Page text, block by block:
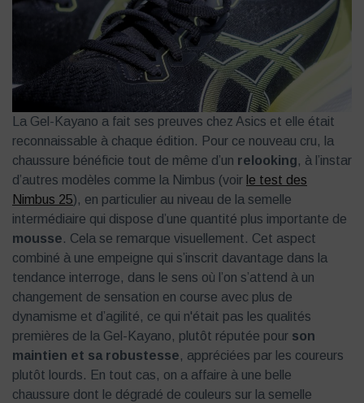
La Gel-Kayano a fait ses preuves chez Asics et elle était
reconnaissable à chaque édition. Pour ce nouveau cru, la
chaussure bénéficie tout de même d’un relooking, à l’instar
d’autres modèles comme la Nimbus (voir le test des
Nimbus 25), en particulier au niveau de la semelle
intermédiaire qui dispose d’une quantité plus importante de
mousse. Cela se remarque visuellement. Cet aspect
combiné à une empeigne qui s’inscrit davantage dans la
tendance interroge, dans le sens où l’on s’attend à un
changement de sensation en course avec plus de
dynamisme et d’agilité, ce qui n'était pas les qualités
premières de la Gel-Kayano, plutôt réputée pour son
maintien et sa robustesse, appréciées par les coureurs
plutôt lourds. En tout cas, on a affaire à une belle
chaussure dont le dégradé de couleurs sur la semelle